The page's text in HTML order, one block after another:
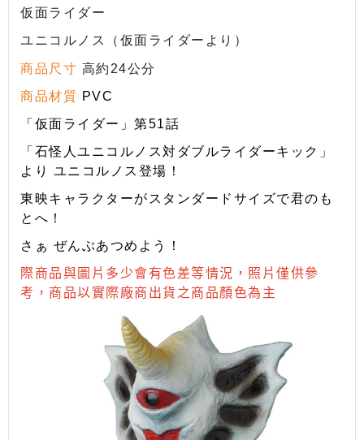
仮面ライダー
ユニコルノス（仮面ライダーより）
商品尺寸 高約24公分
商品材質 PVC
「仮面ライダー」第51話
「石怪人ユニコルノス対ダブルライダーキック」
より ユニコルノス登場！
東映キャラクターがスタンダードサイズで君のも
とへ！
さぁ ぜんぶあつめよう！
際商品與圖片多少會有色差等情況，照片僅供參
考，商品以實際廠商出貨之商品顏色為主